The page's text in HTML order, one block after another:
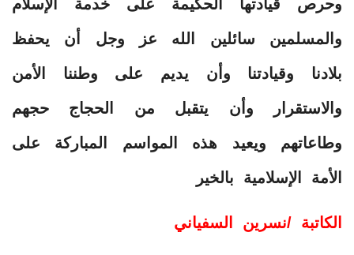
وحرص قيادتها الحكيمة على خدمة الإسلام
والمسلمين سائلين الله عز وجل أن يحفظ
بلادنا وقيادتنا وأن يديم على وطننا الأمن
والاستقرار وأن يتقبل من الحجاج حجهم
وطاعاتهم ويعيد هذه المواسم المباركة على
الأمة الإسلامية بالخير
الكاتبة /نسرين السفياني